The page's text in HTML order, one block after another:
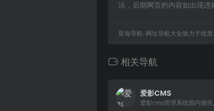
法，后期网页的内容如出现违
星海导航-网址导航大全致力于优
相关导航
爱影CMS
爱影cms管理系统国内领先的技术团队开发，是你建站最佳选择的CMS系统，我们更专注于各类电影程序系统，短视频系统，短视频APP开发，CMS操作管理简单，管理轻松， 容易上手，傻瓜模式建站，一键部署环境，一键采集入库，一键生成静态模式。